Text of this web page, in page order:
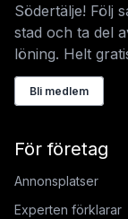
Södertälje! Följ
stad och ta del
löning. Helt
Bli medlem
För företag
Annonsplatser
Experten förklarar